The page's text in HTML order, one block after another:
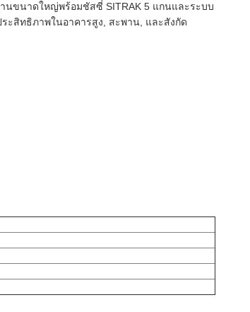
นขนาดใหญ่พร้อมชัสซี่ SITRAK 5 แกนและระบบ
ะสิทธิภาพในอาคารสูง, สะพาน, และสังกัด